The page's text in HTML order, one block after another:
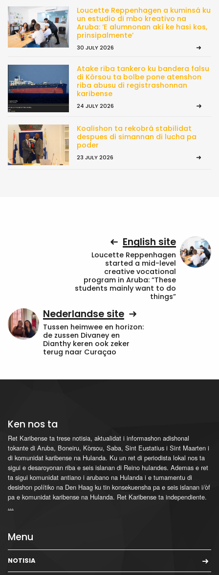
Loucette Reppenhagen a kuminsá ku
un estudio di mbo kreativo na
Aruba: ‘E alumnonan akí ke hasi kos,
prinsipalmente’
30 JULY 2026
Atake riba tankero ku bandera falsu
di Kòrsou ta bolbe pone atenshon
riba abusu di registrashonnan
karibense
24 JULY 2026
Koalishon ta rekobrá stabilidat
despues di simannan di lucha pa
poder
23 JULY 2026
English site
Loucette Reppenhagen
started a mid-level
creative vocational
program in Aruba: “These
students mainly want to do
things”
Nederlandse site
Tussen heimwee en horizon:
de zussen Divaney en
Dianthy keren ook zeker
terug naar Curaçao
Ken nos ta
Ret Karibense ta trese notisia, aktualidat i informashon adishonal
tokante di Aruba, Boneiru, Kòrsou, Saba, Sint Eustatius i Sint Maarten i
di komunidat karibense na Hulanda. Ku un ret di periodista lokal nos ta
sigui e desaroyonan riba e seis islanan di Reino hulandes. Ademas e ret
ta sigui komunidat antiano i arubano na Hulanda i e tumamentu di
desishon polítiko na Den Haag ku tin konsekuensha pa e seis islanan i/òf
pa e komunidat karibense na Hulanda. Ret Karibense ta independiente.
...
Menu
NOTISIA